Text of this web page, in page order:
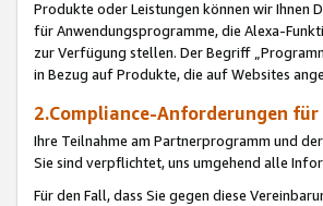
Produkte oder Leistungen können wir Ihnen
für Anwendungsprogramme, die Alexa-
zur Verfügung stellen. Der Begriff
in Bezug auf Produkte, die auf Websites
2.Compliance-Anforderungen
Ihre Teilnahme am Partnerprogramm und
Sie sind verpflichtet, uns umgehend alle
Für den Fall, dass Sie gegen diese